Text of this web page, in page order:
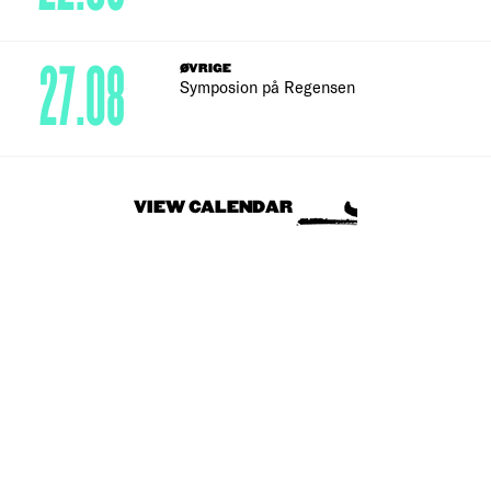
ØVRIGE
Symposion på Regensen
27.08
VIEW CALENDAR